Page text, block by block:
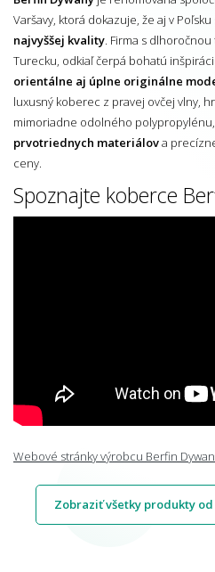
Varšavy, ktorá dokazuje, že aj v
najvyššej kvality. Firma s
Turecku, odkiaľ čerpá bohatú
orientálne aj úplne originálne
luxusný koberec z pravej ovčej vlny,
mimoriadne odolného
prvotriednych materiálova
ceny.
Spoznajte koberce
Webové stránky výrobcu Berfin
Zobraziť všetky produkty